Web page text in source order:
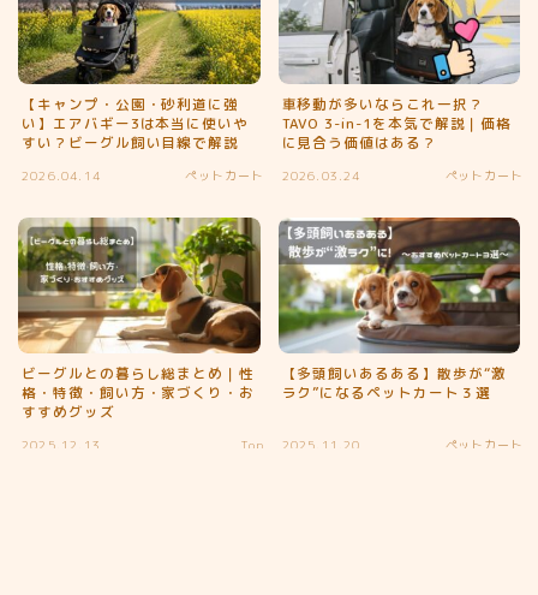
Follow Me
【キャンプ・公園・砂利道に強
い】エアバギー3は本当に使いや
すい？ビーグル飼い目線で解説
2026.04.14 ペットカート
車移動が多いならこれ一択？
TAVO 3-in-1を本気で解説｜価格
に見合う価値はある？
2026.03.24 ペットカート
ビーグルとの暮らし総まとめ｜性
格・特徴・飼い方・家づくり・お
すすめグッズ
2025.12.13 Top
【多頭飼いあるある】散歩が“激
ラク”になるペットカート３選
2025.11.20 ペットカート